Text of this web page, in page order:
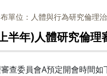
單位：人體與行為研究倫理
半年)人體研究倫
查委員會A預定開會時間如